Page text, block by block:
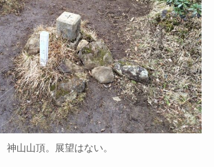
神山山頂。展望はない。